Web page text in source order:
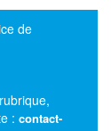
de
: contact-